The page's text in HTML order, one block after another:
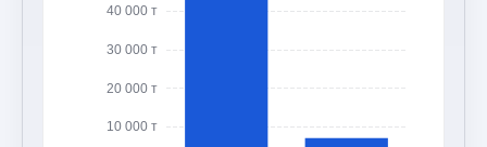
10 000 т
20 000 т
30 000 т
40 000 т